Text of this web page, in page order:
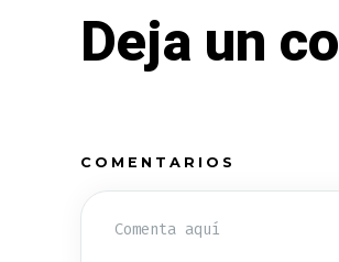
Deja un
COMENTARIOS